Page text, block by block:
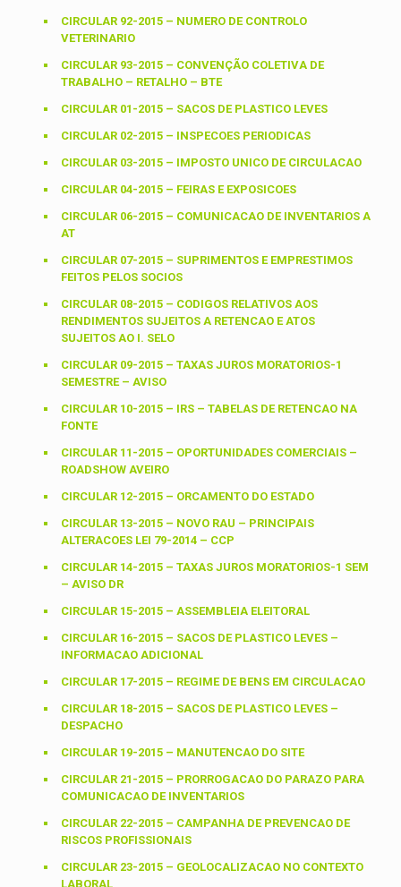
CIRCULAR 92-2015 – NUMERO DE CONTROLO
VETERINARIO
CIRCULAR 93-2015 – CONVENÇÃO COLETIVA DE
TRABALHO – RETALHO – BTE
CIRCULAR 01-2015 – SACOS DE PLASTICO LEVES
CIRCULAR 02-2015 – INSPECOES PERIODICAS
CIRCULAR 03-2015 – IMPOSTO UNICO DE CIRCULACAO
CIRCULAR 04-2015 – FEIRAS E EXPOSICOES
CIRCULAR 06-2015 – COMUNICACAO DE INVENTARIOS A
AT
CIRCULAR 07-2015 – SUPRIMENTOS E EMPRESTIMOS
FEITOS PELOS SOCIOS
CIRCULAR 08-2015 – CODIGOS RELATIVOS AOS
RENDIMENTOS SUJEITOS A RETENCAO E ATOS
SUJEITOS AO I. SELO
CIRCULAR 09-2015 – TAXAS JUROS MORATORIOS-1
SEMESTRE – AVISO
CIRCULAR 10-2015 – IRS – TABELAS DE RETENCAO NA
FONTE
CIRCULAR 11-2015 – OPORTUNIDADES COMERCIAIS –
ROADSHOW AVEIRO
CIRCULAR 12-2015 – ORCAMENTO DO ESTADO
CIRCULAR 13-2015 – NOVO RAU – PRINCIPAIS
ALTERACOES LEI 79-2014 – CCP
CIRCULAR 14-2015 – TAXAS JUROS MORATORIOS-1 SEM
– AVISO DR
CIRCULAR 15-2015 – ASSEMBLEIA ELEITORAL
CIRCULAR 16-2015 – SACOS DE PLASTICO LEVES –
INFORMACAO ADICIONAL
CIRCULAR 17-2015 – REGIME DE BENS EM CIRCULACAO
CIRCULAR 18-2015 – SACOS DE PLASTICO LEVES –
DESPACHO
CIRCULAR 19-2015 – MANUTENCAO DO SITE
CIRCULAR 21-2015 – PRORROGACAO DO PARAZO PARA
COMUNICACAO DE INVENTARIOS
CIRCULAR 22-2015 – CAMPANHA DE PREVENCAO DE
RISCOS PROFISSIONAIS
CIRCULAR 23-2015 – GEOLOCALIZACAO NO CONTEXTO
LABORAL